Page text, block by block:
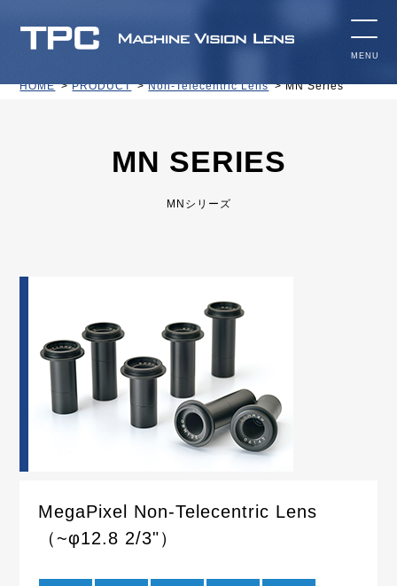
HOME PRODUCT Non-Telecentric Lens MN Series
MN SERIES
MNシリーズ
MegaPixel Non-Telecentric Lens
（~φ12.8 2/3"）